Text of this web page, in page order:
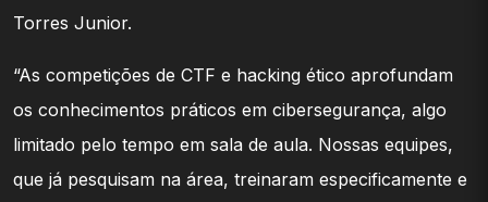
Torres Junior.
“As competições de CTF e hacking ético aprofundam
os conhecimentos práticos em cibersegurança, algo
limitado pelo tempo em sala de aula. Nossas equipes,
que já pesquisam na área, treinaram especificamente e